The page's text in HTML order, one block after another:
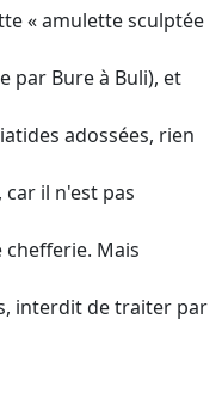
« amulette sculptée
par Bure à Buli), et
adossées, rien
il n'est pas
Mais
interdit de traiter par